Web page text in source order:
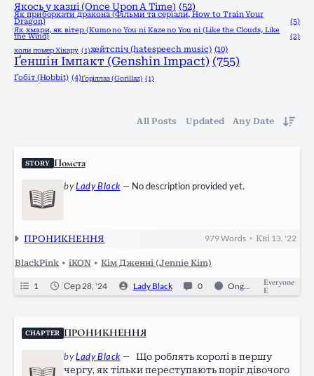
Якось у казці (Once Upon A Time) (52)
Як приборкати дракона (Фільми та серіали, How to Train Your
Dragon) (5)
Як хмари, як вітер (Kumo no You ni Kaze no You ni (Like the Clouds, Like
the Wind)
(2)
коли помер Хікару (1)хейтспіч (hatespeech music) (10)
Ґеншін Імпакт (Genshin Impact) (755)
Ґобіт (Hobbit) (4)Ґоріллаз (Gorillaz) (1)
All Posts Updated Any Date
STORY Помста
byLady Black — No description provided yet.
ПРОНИКНЕННЯ 979Words •Кві 13, '22
BlackPink • iKON • Кім Дженні (Jennie Kim)
1 Сер 28, '24 Lady Black 0 Ongoing
Everyone
E
CHAPTER ПРОНИКНЕННЯ
byLady Black —
Що роблять королі в першу
чергу, як тільки переступають поріг дівочого